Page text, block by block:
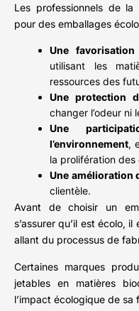
Les professionnels de
pour des emballages
Une
utilisant les
ressources des
Une protection
changer l’odeur ni
Une
l’environnement,
la prolifération des
Une amélioration
clientèle.
Avant de choisir un
s’assurer qu’il est écolo,
allant du processus de
Certaines marques
jetables en matières
l’impact écologique de sa